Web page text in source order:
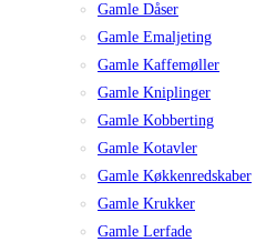
Gamle Dåser
Gamle Emaljeting
Gamle Kaffemøller
Gamle Kniplinger
Gamle Kobberting
Gamle Kotavler
Gamle Køkkenredskaber
Gamle Krukker
Gamle Lerfade